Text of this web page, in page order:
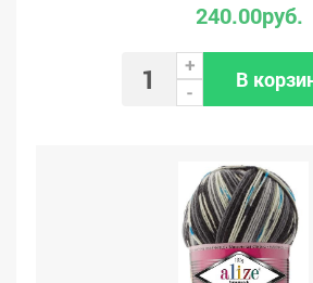
240.00руб.
+
-
В